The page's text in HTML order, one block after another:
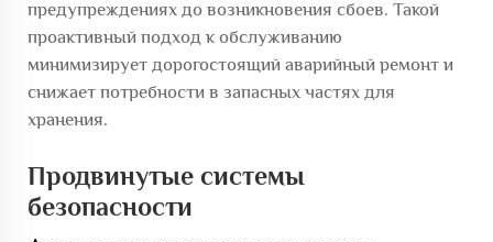
предупреждениях до возникновения сбоев. Такой
проактивный подход к обслуживанию
минимизирует дорогостоящий аварийный ремонт и
снижает потребности в запасных частях для
хранения.
Продвинутые системы
безопасности